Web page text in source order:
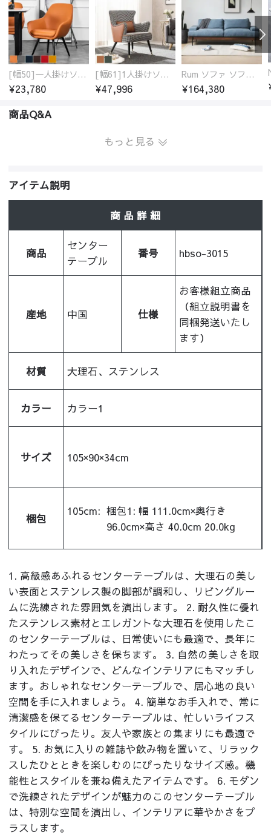
[幅50]一人掛けソファ 高級合成皮革 コンパクト
¥23,780
[幅61]1人掛けソファ アンティーク調 パーソナルチェア
¥47,996
Rum ソファ ソファー おしゃれ 1人掛け～4人掛け ウォールナットorオーク材フレーム 西海岸風 肘掛
¥164,380
商品Q&A
もっと見る
アイテム説明
商 品 詳 細
商品
センター
テーブル
番号 hbso-3015
産地 中国 仕様
お客様組立商品
（組立説明書を
同梱発送いたし
ます）
材質 大理石、ステンレス
カラー カラー1
サイズ 105×90×34cm
梱包
105cm: 梱包1: 幅 111.0cm×奥行き
96.0cm×高さ 40.0cm 20.0kg
1. 高級感あふれるセンターテーブルは、大理石の美し
い表面とステンレス製の脚部が調和し、リビングルー
ムに洗練された雰囲気を演出します。 2. 耐久性に優れ
たステンレス素材とエレガントな大理石を使用したこ
のセンターテーブルは、日常使いにも最適で、長年に
わたってその美しさを保ちます。 3. 自然の美しさを取
り入れたデザインで、どんなインテリアにもマッチし
ます。おしゃれなセンターテーブルで、居心地の良い
空間を手に入れましょう。 4. 簡単なお手入れで、常に
清潔感を保てるセンターテーブルは、忙しいライフス
タイルにぴったり。友人や家族との集まりにも最適で
す。 5. お気に入りの雑誌や飲み物を置いて、リラック
スしたひとときを楽しむのにぴったりなサイズ感。機
能性とスタイルを兼ね備えたアイテムです。 6. モダン
で洗練されたデザインが魅力のこのセンターテーブル
は、特別な空間を演出し、インテリアに華やかさをプ
ラスします。